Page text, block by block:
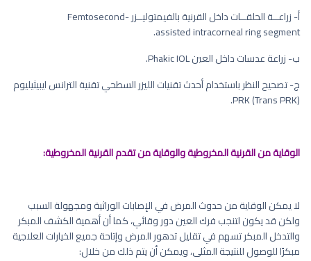
أ- زراعــة الحلقــات داخل القرنية بالفيمتوليــزر Femtosecond-
assisted intracorneal ring segment.
ب- زراعة عدسات داخل العين Phakic IOL.
ج- تصحيح النظر باستخدام أحدث تقنيات الليزر السطحي تقنية الترانس ايبيثيليوم
PRK (Trans PRK).
الوقاية من القرنية المخروطية والوقاية من تقدم القرنية المخروطية:
لا يمكن الوقاية من حدوث المرض في الإصابات الوراثية ومجهولة السبب
ولكن قد يكون لتنجب فرك العين دور وقائي، كما أن أهمية الكشف المبكر
والتدخل المبكر تسهم في تقليل تدهور المرض وإتاحة جميع الخيارات العلاجية
مبكرًا للوصول للنتيجة المثلى، ويمكن أن يتم ذلك من خلال: